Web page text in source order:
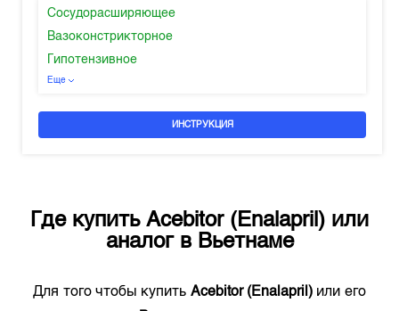
Сосудорасширяющее
Вазоконстрикторное
Гипотензивное
Еще
ИНСТРУКЦИЯ
Где купить Acebitor (Enalapril) или
аналог в Вьетнаме
Для того чтобы купить Acebitor (Enalapril)или его